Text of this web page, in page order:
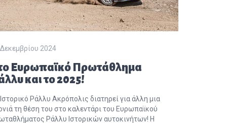
2024
Ευρωπαϊκό Πρωτάθλημα
και το 2025!
Ράλλυ Ακρόπολις διατηρεί για άλλη μια
τη θέση του στο καλεντάρι του Ευρωπαϊκού
Ράλλυ Ιστορικών αυτοκινήτων! Η